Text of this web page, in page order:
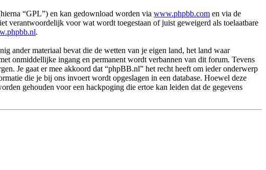
“GPL”) en kan gedownload worden via www.phpbb.com en via de
verantwoordelijk voor wat wordt toegestaan of juist geweigerd als toelaatbare
.
ander materiaal bevat die de wetten van je eigen land, het land waar
onmiddellijke ingang en permanent wordt verbannen van dit forum. Tevens
Je gaat er mee akkoord dat “phpBB.nl” het recht heeft om ieder onderwerp
die je bij ons invoert wordt opgeslagen in een database. Hoewel deze
gehouden voor een hackpoging die ertoe kan leiden dat de gegevens